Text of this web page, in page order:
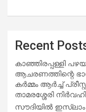
Recent
കാഞ്ഞിരപ്പള്ളി
ആചരണത്തിന്റെ
കർമ്മം ആർച്ച്
താമരശ്ശേരി
സൗദിയില്‍ ഇസ്‌ലാം